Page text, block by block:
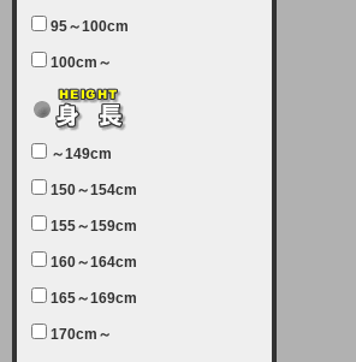
7月5日（土曜日）午前7：00から午
テナンスを実施します。ユーザー様
にはご迷惑をおかけしますがご理解
いただけます様、宜しくお願い致し
【クレジットカード決済について
②】
現在、クレジットカード決済はJCB
のみになっております。大変ご迷惑
95～100cm
100cm～
～149cm
150～154cm
155～159cm
160～164cm
165～169cm
170cm～